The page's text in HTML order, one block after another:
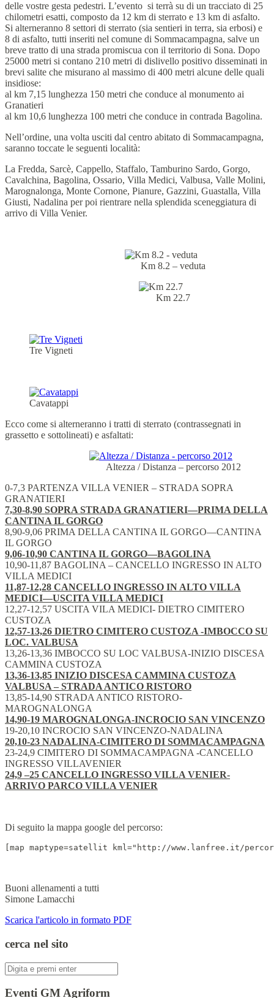
delle vostre gesta pedestri. L’evento si terrà su di un tracciato di 25
chilometri esatti, composto da 12 km di sterrato e 13 km di asfalto.
Si alterneranno 8 settori di sterrato (sia sentieri in terra, sia erbosi) e
8 di asfalto, tutti inseriti nel comune di Sommacampagna, salve un
breve tratto di una strada promiscua con il territorio di Sona. Dopo
25000 metri si contano 210 metri di dislivello positivo disseminati in
brevi salite che misurano al massimo di 400 metri alcune delle quali
insidiose:
al km 7,15 lunghezza 150 metri che conduce al monumento ai
Granatieri
al km 10,6 lunghezza 100 metri che conduce in contrada Bagolina.
Nell’ordine, una volta usciti dal centro abitato di Sommacampagna,
saranno toccate le seguenti località:
La Fredda, Sarcè, Cappello, Staffalo, Tamburino Sardo, Gorgo,
Cavalchina, Bagolina, Ossario, Villa Medici, Valbusa, Valle Molini,
Marognalonga, Monte Cornone, Pianure, Gazzini, Guastalla, Villa
Giusti, Nadalina per poi rientrare nella splendida sceneggiatura di
arrivo di Villa Venier.
Km 8.2 – veduta
Km 22.7
Tre Vigneti
Cavatappi
Ecco come si alterneranno i tratti di sterrato (contrassegnati in
grassetto e sottolineati) e asfaltati:
Altezza / Distanza – percorso 2012
0-7,3 PARTENZA VILLA VENIER – STRADA SOPRA
GRANATIERI
7,30-8,90 SOPRA STRADA GRANATIERI—PRIMA DELLA
CANTINA IL GORGO
8,90-9,06 PRIMA DELLA CANTINA IL GORGO—CANTINA
IL GORGO
9,06-10,90 CANTINA IL GORGO—BAGOLINA
10,90-11,87 BAGOLINA – CANCELLO INGRESSO IN ALTO
VILLA MEDICI
11,87-12,28 CANCELLO INGRESSO IN ALTO VILLA
MEDICI—USCITA VILLA MEDICI
12,27-12,57 USCITA VILA MEDICI- DIETRO CIMITERO
CUSTOZA
12,57-13,26 DIETRO CIMITERO CUSTOZA -IMBOCCO SU
LOC. VALBUSA
13,26-13,36 IMBOCCO SU LOC VALBUSA-INIZIO DISCESA
CAMMINA CUSTOZA
13,36-13,85 INIZIO DISCESA CAMMINA CUSTOZA
VALBUSA – STRADA ANTICO RISTORO
13,85-14,90 STRADA ANTICO RISTORO-
MAROGNALONGA
14,90-19 MAROGNALONGA-INCROCIO SAN VINCENZO
19-20,10 INCROCIO SAN VINCENZO-NADALINA
20,10-23 NADALINA-CIMITERO DI SOMMACAMPAGNA
23-24,9 CIMITERO DI SOMMACAMPAGNA -CANCELLO
INGRESSO VILLAVENIER
24,9 –25 CANCELLO INGRESSO VILLA VENIER-
ARRIVO PARCO VILLA VENIER
Di seguito la mappa google del percorso:
[map maptype=satellit kml="http://www.lanfree.it/
Buoni allenamenti a tutti
Simone Lamacchi
Scarica l'articolo in formato PDF
cerca nel sito
Cerca:
Eventi GM Agriform